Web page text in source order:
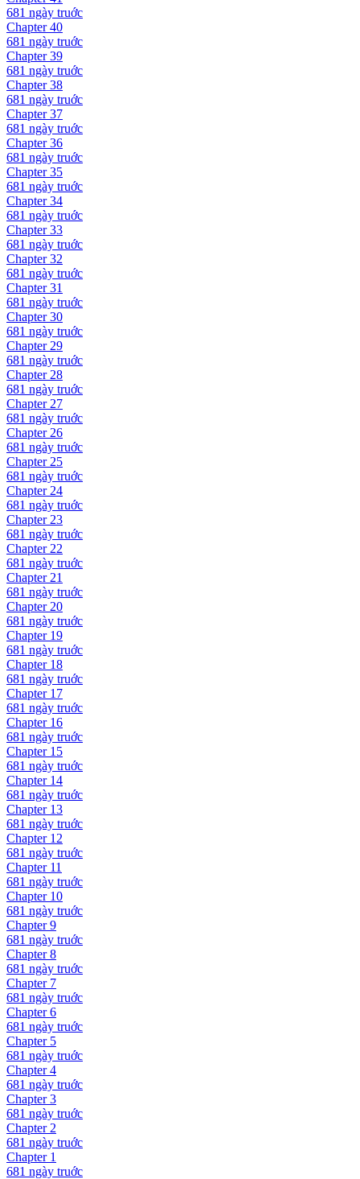
681 ngày truớc
Chapter40
681 ngày truớc
Chapter39
681 ngày truớc
Chapter38
681 ngày truớc
Chapter37
681 ngày truớc
Chapter36
681 ngày truớc
Chapter35
681 ngày truớc
Chapter34
681 ngày truớc
Chapter33
681 ngày truớc
Chapter32
681 ngày truớc
Chapter31
681 ngày truớc
Chapter30
681 ngày truớc
Chapter 29
681 ngày truớc
Chapter 28
681 ngày truớc
Chapter 27
681 ngày truớc
Chapter 26
681 ngày truớc
Chapter 25
681 ngày truớc
Chapter 24
681 ngày truớc
Chapter 23
681 ngày truớc
Chapter 22
681 ngày truớc
Chapter 21
681 ngày truớc
Chapter 20
681 ngày truớc
Chapter 19
681 ngày truớc
Chapter 18
681 ngày truớc
Chapter 17
681 ngày truớc
Chapter 16
681 ngày truớc
Chapter 15
681 ngày truớc
Chapter 14
681 ngày truớc
Chapter 13
681 ngày truớc
Chapter 12
681 ngày truớc
Chapter 11
681 ngày truớc
Chapter 10
681 ngày truớc
Chapter9
681 ngày truớc
Chapter8
681 ngày truớc
Chapter 7
681 ngày truớc
Chapter6
681 ngày truớc
Chapter 5
681 ngày truớc
Chapter4
681 ngày truớc
Chapter3
681 ngày truớc
Chapter 2
681 ngày truớc
Chapter 1
681 ngày truớc